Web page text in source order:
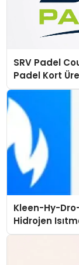
SRV Padel
Padel Kort
Kleen-Hy-
Hidrojen
Düzenleyici